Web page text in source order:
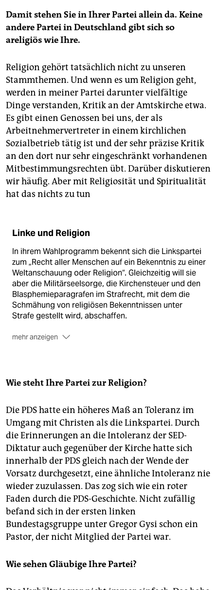
Damit stehen Sie in Ihrer Partei allein da. Keine
andere Partei in Deutschland gibt sich so
areligiös wie Ihre.
Religion gehört tatsächlich nicht zu unseren
Stammthemen. Und wenn es um Religion geht,
werden in meiner Partei darunter vielfältige
Dinge verstanden, Kritik an der Amtskirche etwa.
Es gibt einen Genossen bei uns, der als
Arbeitnehmervertreter in einem kirchlichen
Sozialbetrieb tätig ist und der sehr präzise Kritik
an den dort nur sehr eingeschränkt vorhandenen
Mitbestimmungsrechten übt. Darüber diskutieren
wir häufig. Aber mit Religiosität und Spiritualität
hat das nichts zu tun
Linke und Religion
In ihrem Wahlprogramm bekennt sich die Linkspartei
zum „Recht aller Menschen auf ein Bekenntnis zu einer
Weltanschauung oder Religion“. Gleichzeitig will sie
aber die Militärseelsorge, die Kirchensteuer und den
Blasphemieparagrafen im Strafrecht, mit dem die
Schmähung von religiösen Bekenntnissen unter
Strafe gestellt wird, abschaffen.
mehr anzeigen
Schulen zu entfernen“ und „durch kirchliche
Arbeitgeber ausgeübte Diskriminierung von
Wie steht Ihre Partei zur Religion?
Die PDS hatte ein höheres Maß an Toleranz im
Umgang mit Christen als die Linkspartei. Durch
die Erinnerungen an die Intoleranz der SED-
Diktatur auch gegenüber der Kirche hatte sich
innerhalb der PDS gleich nach der Wende der
Vorsatz durchgesetzt, eine ähnliche Intoleranz nie
wieder zuzulassen. Das zog sich wie ein roter
Faden durch die PDS-Geschichte. Nicht zufällig
befand sich in der ersten linken
Bundestagsgruppe unter Gregor Gysi schon ein
Pastor, der nicht Mitglied der Partei war.
Wie sehen Gläubige Ihre Partei?